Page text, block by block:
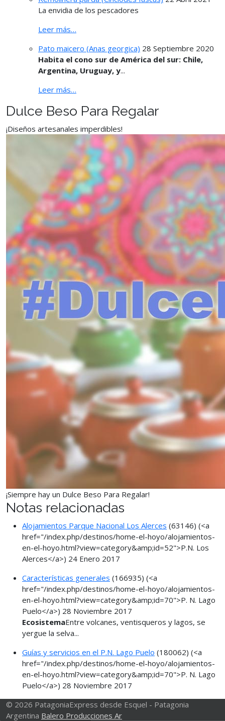
La envidia de los pescadores
Leer más…
Pato maicero (Anas georgica) 28 Septiembre 2020
Habita el cono sur de América del sur: Chile,
Argentina, Uruguay, y...
Leer más…
Dulce Beso Para Regalar
¡Diseños artesanales imperdibles!
¡Siempre hay un Dulce Beso Para Regalar!
Notas relacionadas
Alojamientos Parque Nacional Los Alerces (63146) (<a
href="/index.php/destinos/home-el-hoyo/alojamientos-
en-el-hoyo.html?view=category&amp;id=52">P.N. Los
Alerces</a>) 24 Enero 2017
Características generales (166935) (<a
href="/index.php/destinos/home-el-hoyo/alojamientos-
en-el-hoyo.html?view=category&amp;id=70">P. N. Lago
Puelo</a>) 28 Noviembre 2017
EcosistemaEntre volcanes, ventisqueros y lagos, se
yergue la selva...
Guías y servicios en el P.N. Lago Puelo (180062) (<a
href="/index.php/destinos/home-el-hoyo/alojamientos-
en-el-hoyo.html?view=category&amp;id=70">P. N. Lago
Puelo</a>) 28 Noviembre 2017
© 2026 PatagoniaExpress desde Esquel - Patagonia
Argentina Balero Producciones Ar